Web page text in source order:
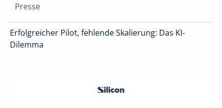
Presse
Erfolgreicher Pilot, fehlende Skalierung: Das KI-
Dilemma